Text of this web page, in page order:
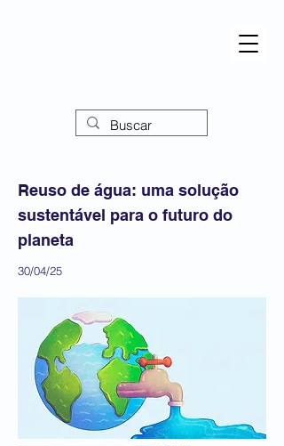
Reuso de água: uma solução
sustentável para o futuro do
planeta
30/04/25